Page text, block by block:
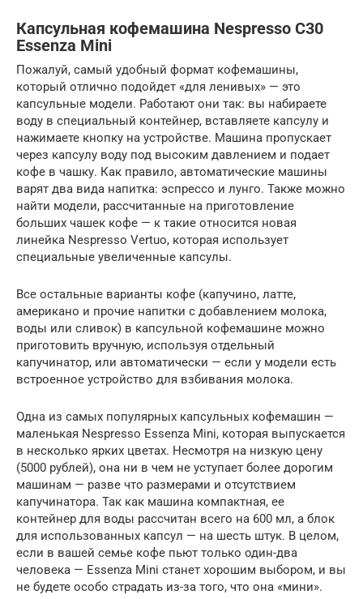
Капсульная кофемашина Nespresso C30
Essenza Mini
Пожалуй, самый удобный формат кофемашины,
который отлично подойдет «для ленивых» — это
капсульные модели. Работают они так: вы набираете
воду в специальный контейнер, вставляете капсулу и
нажимаете кнопку на устройстве. Машина пропускает
через капсулу воду под высоким давлением и подает
кофе в чашку. Как правило, автоматические машины
варят два вида напитка: эспрессо и лунго. Также можно
найти модели, рассчитанные на приготовление
больших чашек кофе — к такие относится новая
линейка Nespresso Vertuo, которая использует
специальные увеличенные капсулы.
Все остальные варианты кофе (капучино, латте,
американо и прочие напитки с добавлением молока,
воды или сливок) в капсульной кофемашине можно
приготовить вручную, используя отдельный
капучинатор, или автоматически — если у модели есть
встроенное устройство для взбивания молока.
Одна из самых популярных капсульных кофемашин —
маленькая Nespresso Essenza Mini, которая выпускается
в несколько ярких цветах. Несмотря на низкую цену
(5000 рублей), она ни в чем не уступает более дорогим
машинам — разве что размерами и отсутствием
капучинатора. Так как машина компактная, ее
контейнер для воды рассчитан всего на 600 мл, а блок
для использованных капсул — на шесть штук. В целом,
если в вашей семье кофе пьют только один-два
человека — Essenza Mini станет хорошим выбором, и вы
не будете особо страдать из-за того, что она «мини».